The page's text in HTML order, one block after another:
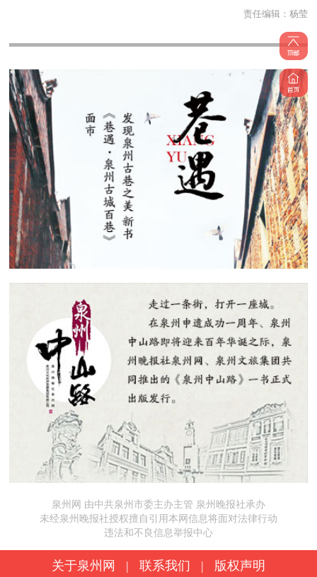
责任编辑： 杨莹
泉州网 由中共泉州市委主办主管 泉州晚报社承办
未经泉州晚报社授权擅自引用本网信息将面对法律行动
违法和不良信息举报中心
关于泉州网 | 联系我们 | 版权声明